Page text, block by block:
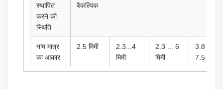
स्थापित
करने की
स्थिति
वैकल्पिक
नाम मात्र
का आकार
2.5 मिमी
2.3...4
मिमी
2.3 ... 6
मिमी
3.8 ...
7.5 मिमी